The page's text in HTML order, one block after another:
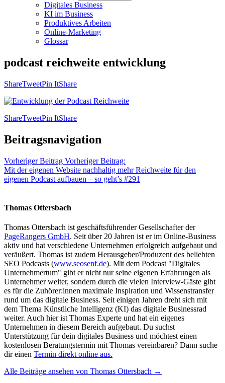
Digitales Business
KI im Business
Produktives Arbeiten
Online-Marketing
Glossar
podcast reichweite entwicklung
ShareTweetPin ItShare
ShareTweetPin ItShare
Beitragsnavigation
Vorheriger Beitrag Vorheriger Beitrag:
Mit der eigenen Website nachhaltig mehr Reichweite für den
eigenen Podcast aufbauen – so geht’s #291
Thomas Ottersbach
Thomas Ottersbach ist geschäftsführender Gesellschafter der
PageRangers GmbH. Seit über 20 Jahren ist er im Online-Business
aktiv und hat verschiedene Unternehmen erfolgreich aufgebaut und
veräußert. Thomas ist zudem Herausgeber/Produzent des beliebten
SEO Podcasts (www.seosenf.de). Mit dem Podcast "Digitales
Unternehmertum" gibt er nicht nur seine eigenen Erfahrungen als
Unternehmer weiter, sondern durch die vielen Interview-Gäste gibt
es für die Zuhörer:innen maximale Inspiration und Wissenstransfer
rund um das digitale Business. Seit einigen Jahren dreht sich mit
dem Thema Künstliche Intelligenz (KI) das digitale Businessrad
weiter. Auch hier ist Thomas Experte und hat ein eigenes
Unternehmen in diesem Bereich aufgebaut. Du suchst
Unterstützung für dein digitales Business und möchtest einen
kostenlosen Beratungstermin mit Thomas vereinbaren? Dann suche
dir einen Termin direkt online aus.
Alle Beiträge ansehen von Thomas Ottersbach →